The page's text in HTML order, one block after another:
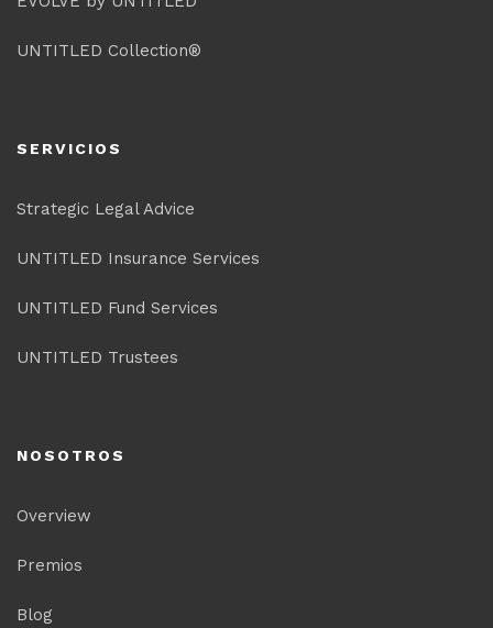
UNTITLED Collection®
SERVICIOS
Strategic Legal Advice
UNTITLED Insurance Services
UNTITLED Fund Services
UNTITLED Trustees
NOSOTROS
Overview
Premios
Blog